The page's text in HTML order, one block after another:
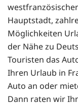
Hauptstadt,
Möglichkeiten
der Nähe zu
Touristen das
Ihren Urlaub in
Auto an oder
Dann raten wir